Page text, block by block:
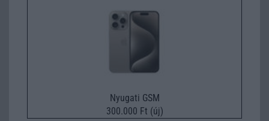
Nyugati GSM
300.000 Ft (új)